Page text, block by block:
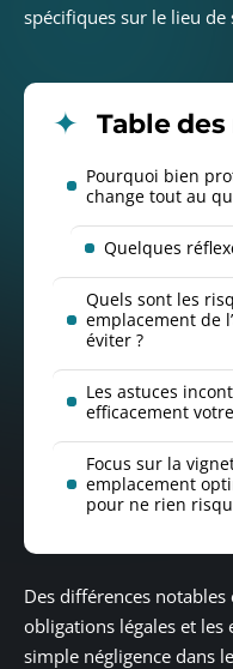
spécifiques sur le lieu
Table
Pourquoi bien
change tout au
Quelques
Quels sont les
emplacement de
éviter ?
Les astuces
efficacement
Focus sur la
emplacement
pour ne rien
Des différences
obligations légales et les
simple négligence dans